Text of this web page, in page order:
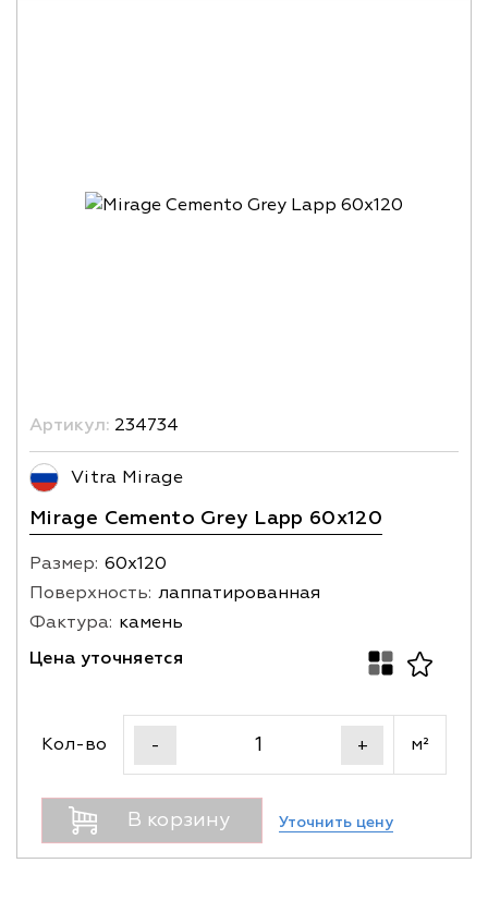
Артикул: 234734
Vitra Mirage
Mirage Cemento Grey Lapp 60x120
Размер: 60х120
Поверхность: лаппатированная
Фактура: камень
Цена уточняется
Кол-во - + м²
В корзину Уточнить цену